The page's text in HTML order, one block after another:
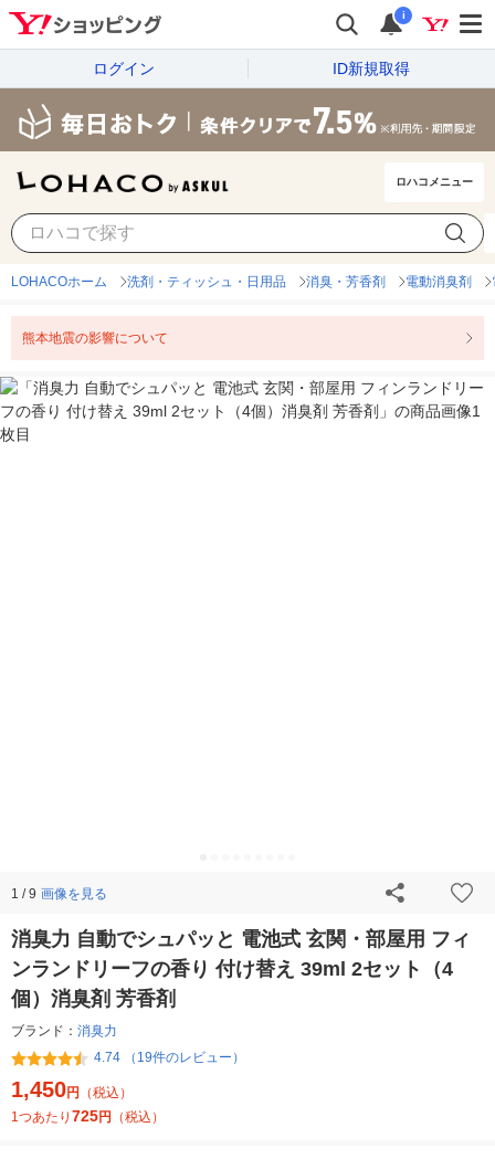
i
ログイン ID新規取得
ロハコメニュー
LOHACOホーム 洗剤・ティッシュ・日用品 消臭・芳香剤 電動消臭剤
熊本地震の影響について
1 / 9 画像を見る
消臭力 自動でシュパッと 電池式 玄関・部屋用 フィ
ンランドリーフの香り 付け替え 39ml 2セット（4
個）消臭剤 芳香剤
ブランド： 消臭力
4.74 （19件のレビュー）
1,450円
（税込）
1つあたり 725円 （税込）